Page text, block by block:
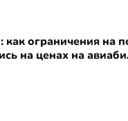
как ограничения на
на ценах на